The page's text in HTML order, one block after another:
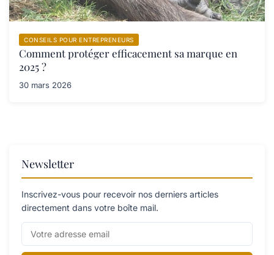
CONSEILS POUR ENTREPRENEURS
Comment protéger efficacement sa marque en
2025 ?
30 mars 2026
Newsletter
Inscrivez-vous pour recevoir nos derniers articles
directement dans votre boîte mail.